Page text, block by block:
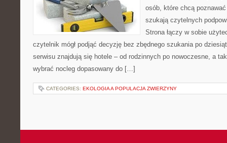
osób, które chcą
szukają czytelnych
Strona łączy w sobie
czytelnik mógł podjąć decyzję bez zbędnego szukania po
serwisu znajdują się hotele – od rodzinnych po nowoczesne, a
wybrać nocleg dopasowany do […]
CATEGORIES: EKOLOGIA A POPULACJA ZWIERZYNY